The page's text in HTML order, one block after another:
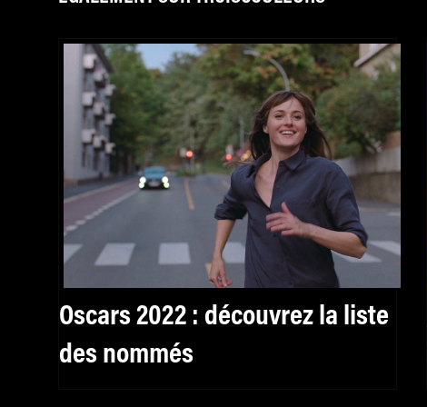
Oscars 2022 : découvrez la liste
des nommés